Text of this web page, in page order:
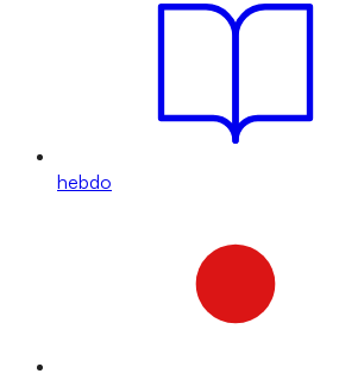
hebdo